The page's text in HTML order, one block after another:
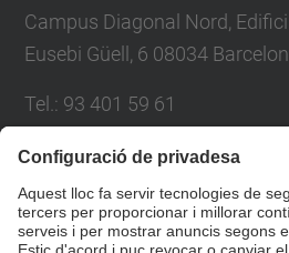
Campus Diagonal Nord, Edifici
Eusebi Güell, 6 08034
Tel. : 93 401 59 61
E-mail:info.ccd@upc.edu
Directori UPC